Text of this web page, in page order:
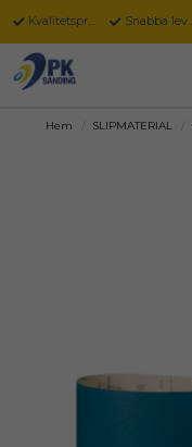
Kvalitetsprodukter Snabba leveranser
Hem SLIPMATERIAL